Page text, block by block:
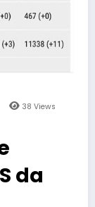
38Views
da